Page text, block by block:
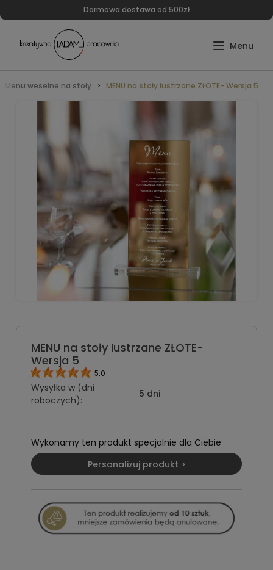
Darmowa dostawa od 500zł
Menu weselne na stoły MENU na stoły lustrzane ZŁOTE- Wersja 5
MENU na stoły lustrzane ZŁOTE-
Wersja 5
5.0
Wysyłka w (dni
roboczych):
5 dni
Wykonamy ten produkt specjalnie dla Ciebie
Personalizuj produkt >